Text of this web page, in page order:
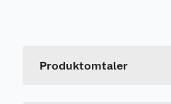
Produktomtaler
Leverandørens